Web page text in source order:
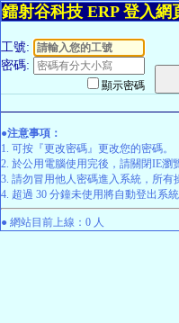
鐳射谷科技 ERP 登入網
工號:
密碼:
顯示密碼
●注意事項：
1. 可按『更改密碼』更改您的密碼。
2. 於公用電腦使用完後，請關閉IE瀏
3. 請勿冒用他人密碼進入系統，所有
4. 超過 30 分鐘未使用將自動登出系
● 網站目前上線：0 人